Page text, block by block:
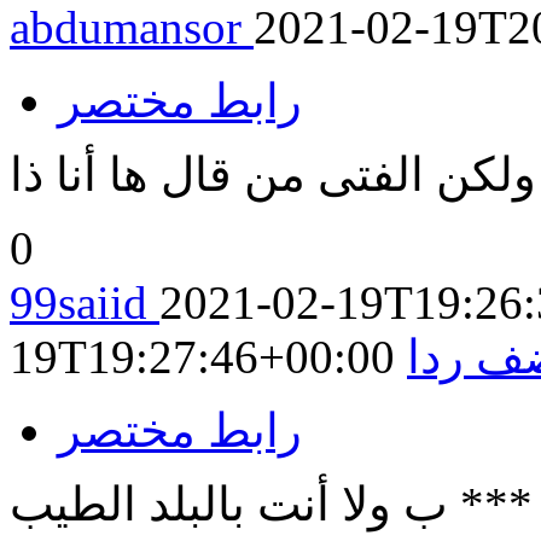
abdumansor 2021-02-
رابط مختصر
الفتى من قال ها أنا ذا
0
99saiid 2021-02-
19T19:27:46+00:00 ردا
رابط مختصر
*** ب ولا أنت بالبلد الطيب